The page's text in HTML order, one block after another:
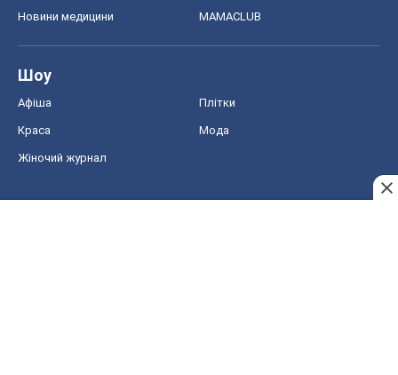
Новини медицини MAMACLUB
Шоу
Афіша Плітки
Краса Мода
Жіночий журнал